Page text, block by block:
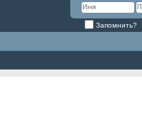
Запомнить?